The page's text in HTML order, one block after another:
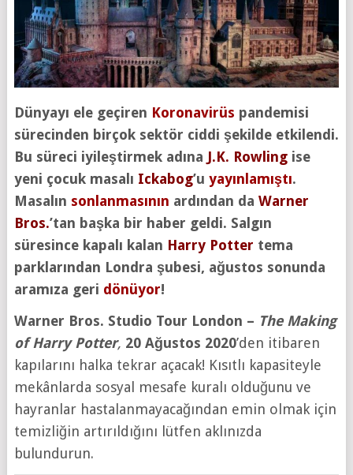
Dünyayı ele geçiren Koronavirüs pandemisi
sürecinden birçok sektör ciddi şekilde etkilendi.
Bu süreci iyileştirmek adına J.K. Rowlingise
yeni çocuk masalı Ickabog’u yayınlamıştı.
Masalın sonlanmasının ardından da Warner
Bros.’tan başka bir haber geldi. Salgın
süresince kapalı kalan Harry Potter tema
parklarından Londra şubesi, ağustos sonunda
aramıza geri dönüyor!
Warner Bros. Studio Tour London – The Making
of Harry Potter, 20 Ağustos 2020’den itibaren
kapılarını halka tekrar açacak! Kısıtlı kapasiteyle
mekânlarda sosyal mesafe kuralı olduğunu ve
hayranlar hastalanmayacağından emin olmak için
temizliğin artırıldığını lütfen aklınızda
bulundurun.